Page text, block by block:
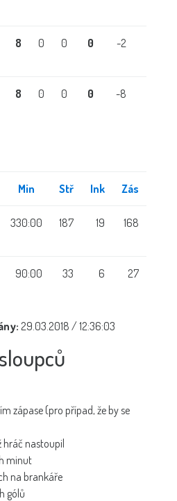
8 0 0 0 -2
8 0 0 0 -8
Min Stř Ink Zás
330:00 187 19 168
90:00 33 6 27
29.03.2018 / 12:36:03
zápase (pro případ, že by se
hráč nastoupil
minut
na brankáře
gólů